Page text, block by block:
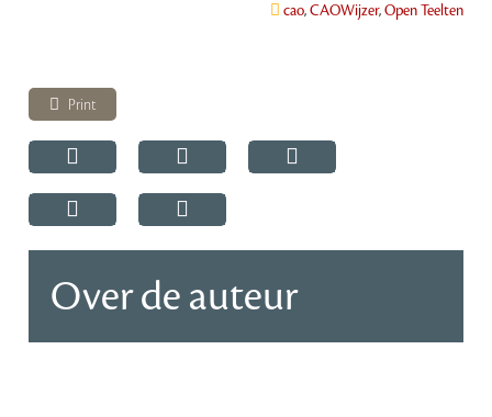
cao,CAOWijzer,Open Teelten
Print
Over de auteur